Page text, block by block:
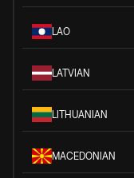
LAO
LATVIAN
LITHUANIAN
MACEDONIAN